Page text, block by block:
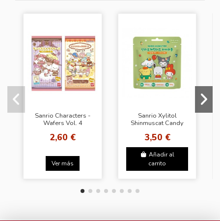
Sanrio Characters -
Wafers Vol. 4
2,60 €
Ver más
Sanrio Xylitol
Shinmuscat Candy
3,50 €
Añadir al
carrito